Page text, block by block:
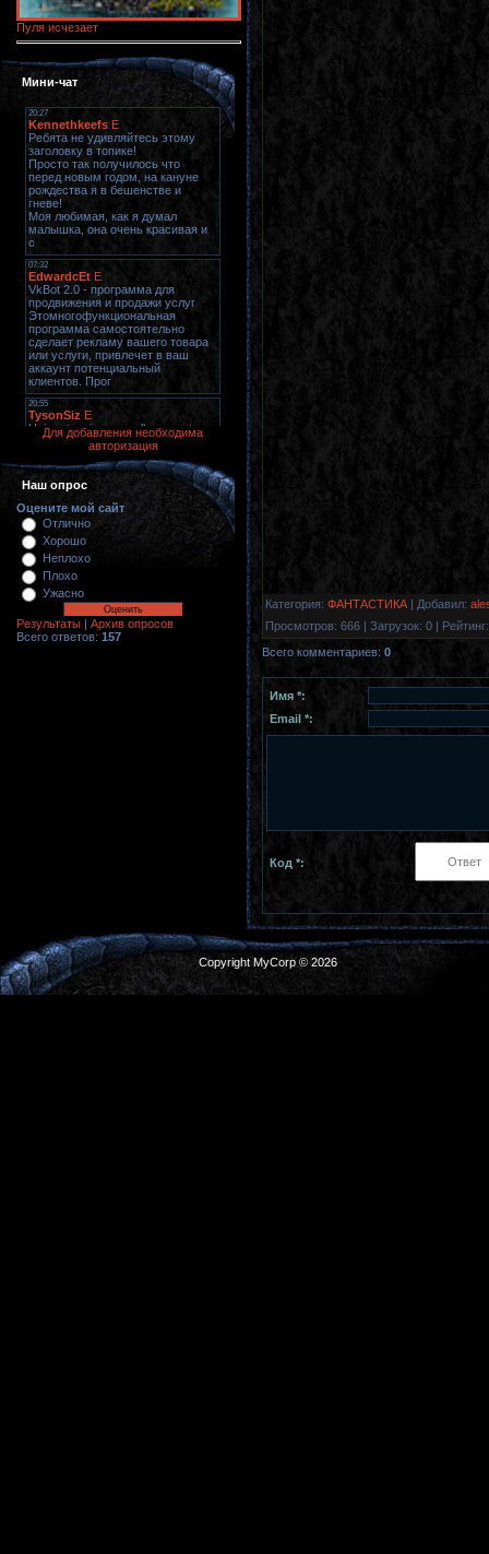
Пуля исчезает
Мини-чат
Для добавления необходима
авторизация
Наш опрос
Оцените мой сайт
Отлично
Хорошо
Неплохо
Плохо
Ужасно
Результаты | Архив опросов
Всего ответов: 157
Категория: ФАНТАСТИКА | Добавил:
Просмотров: 666 | Загрузок: 0 | Рейтинг:
Всего комментариев: 0
Имя *:
Email *:
Код *:
Copyright MyCorp © 2026